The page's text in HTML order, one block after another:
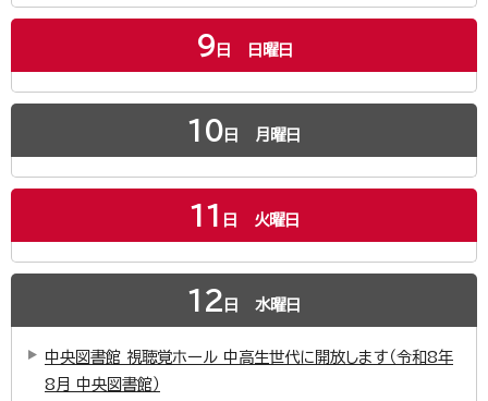
9 日 日曜日
10 日 月曜日
11 日 火曜日
12 日 水曜日
中央図書館 視聴覚ホール 中高生世代に開放します（令和8年
8月 中央図書館）